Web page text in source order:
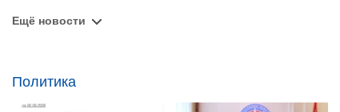
Ещё новости
Политика